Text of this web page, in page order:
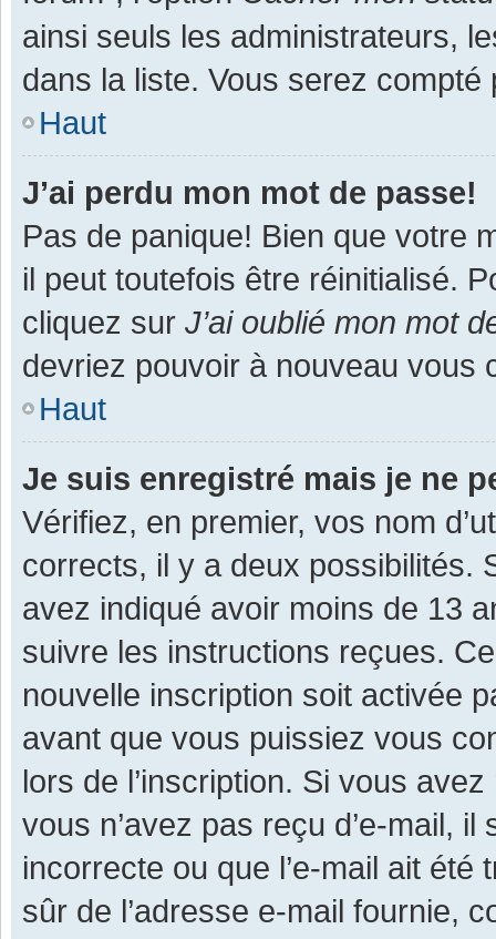
ainsi seuls les administrateurs,
dans la liste. Vous serez
Haut
J’ai perdu mon mot de passe!
Pas de panique! Bien que votre
il peut toutefois être réinitialisé.
cliquez sur J’ai oublié mon mot
devriez pouvoir à nouveau vous
Haut
Je suis enregistré mais je ne
Vérifiez, en premier, vos nom
corrects, il y a deux possibilités.
avez indiqué avoir moins de 13
suivre les instructions reçues.
nouvelle inscription soit activée
avant que vous puissiez vous
lors de l’inscription. Si vous
vous n’avez pas reçu d’e-mail,
incorrecte ou que l’e-mail ait
sûr de l’adresse e-mail fournie,